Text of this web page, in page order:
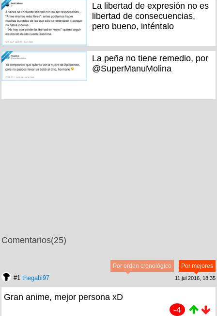
La libertad de expresión no es
libertad de consecuencias,
pero bueno, inténtalo
La peña no tiene remedio, por
@SuperManuMolina
Comentarios(25)
Por mejores
Por orden cronológico
#1 thegabi97 11 jul 2016, 18:35
Gran anime, mejor persona xD
-4